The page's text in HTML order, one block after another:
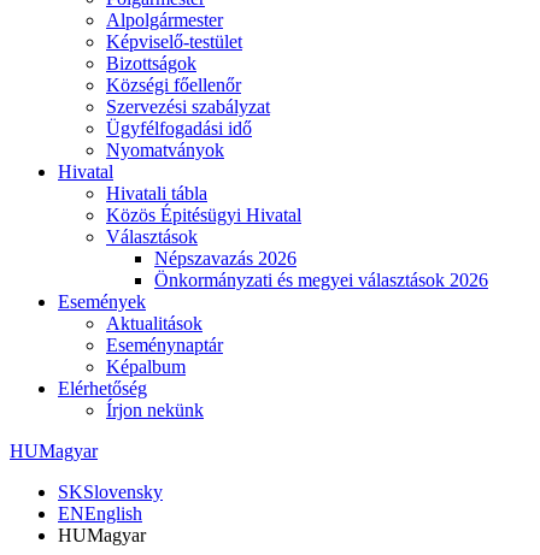
Alpolgármester
Képviselő-testület
Bizottságok
Községi főellenőr
Szervezési szabályzat
Ügyfélfogadási idő
Nyomatványok
Hivatal
Hivatali tábla
Közös Épitésügyi Hivatal
Választások
Népszavazás 2026
Önkormányzati és megyei választások 2026
Események
Aktualitások
Eseménynaptár
Képalbum
Elérhetőség
Írjon nekünk
HUMagyar
SKSlovensky
ENEnglish
HUMagyar